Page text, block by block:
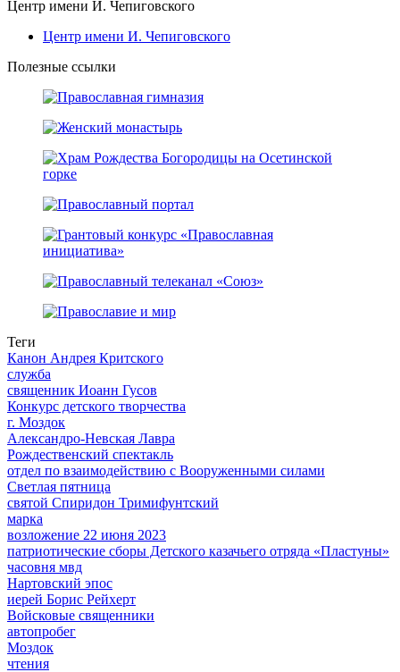
Центр имени И. Чепиговского
Центр имени И. Чепиговского
Полезные ссылки
Теги
Канон Андрея Критского
служба
священник Иоанн Гусов
Конкурс детского творчества
г. Моздок
Александро-Невская Лавра
Рождественский спектакль
отдел по взаимодействию с Вооруженными силами
Светлая пятница
святой Спиридон Тримифунтский
марка
возложение 22 июня 2023
патриотические сборы Детского казачьего отряда «Пластуны»
часовня мвд
Нартовский эпос
иерей Борис Рейхерт
Войсковые священники
автопробег
Моздок
чтения